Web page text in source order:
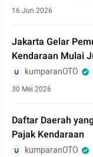
16 Jun 2026
Jakarta Gelar
Kendaraan Mulai
kumparanOTO
30 Mei 2026
Daftar Daerah
Pajak Kendaraan
kumparanOTO